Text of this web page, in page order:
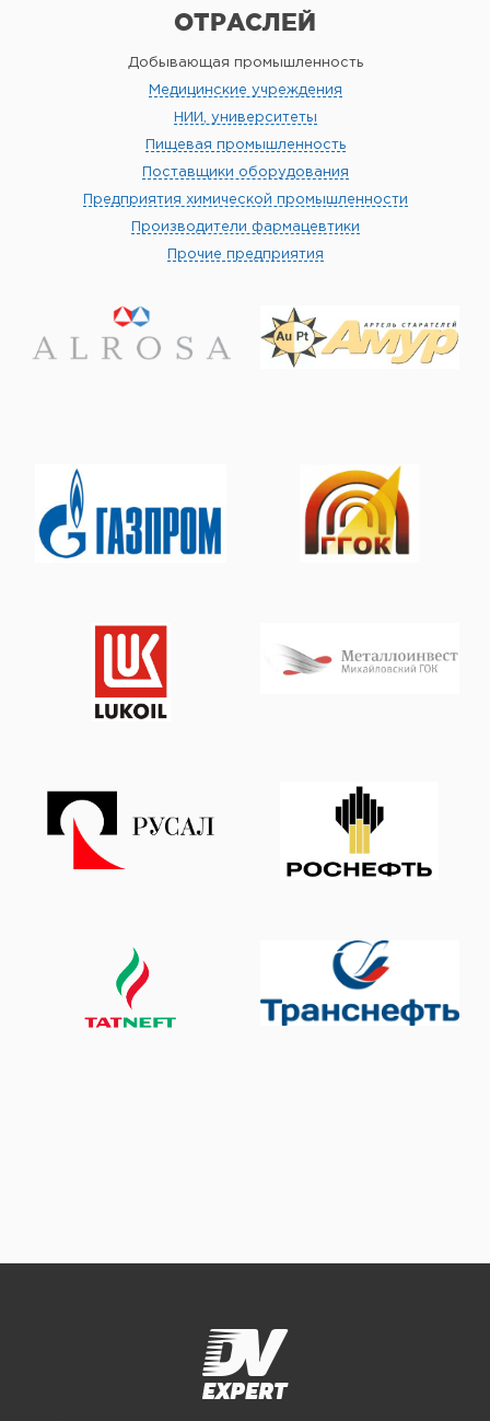
ОТРАСЛЕЙ
Добывающая промышленность
Медицинские учреждения
НИИ, университеты
Пищевая промышленность
Поставщики оборудования
Предприятия химической промышленности
Производители фармацевтики
Прочие предприятия